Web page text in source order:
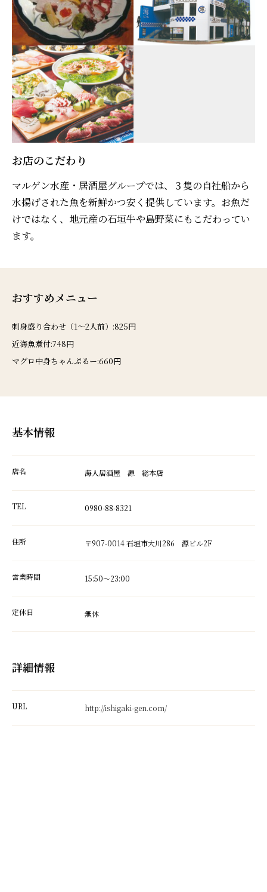
お店のこだわり
マルゲン水産・居酒屋グループでは、３隻の自社船から
水揚げされた魚を新鮮かつ安く提供しています。お魚だ
けではなく、地元産の石垣牛や島野菜にもこだわってい
ます。
おすすめメニュー
刺身盛り合わせ（1～2人前）:825円
近海魚煮付:748円
マグロ中身ちゃんぷるー:660円
基本情報
店名 海人居酒屋 源 総本店
TEL 0980-88-8321
住所 〒907-0014 石垣市大川286 源ビル2F
営業時間 15:50～23:00
定休日 無休
詳細情報
URL http://ishigaki-gen.com/